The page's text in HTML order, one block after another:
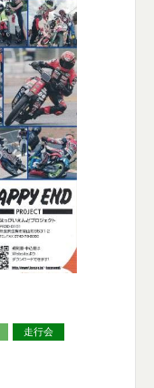
走行会